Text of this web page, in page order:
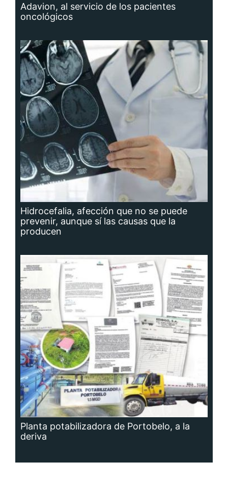
Adavion, al servicio de los pacientes
oncológicos
Hidrocefalia, afección que no se puede
prevenir, aunque sí las causas que la
producen
Planta potabilizadora de Portobelo, a la
deriva